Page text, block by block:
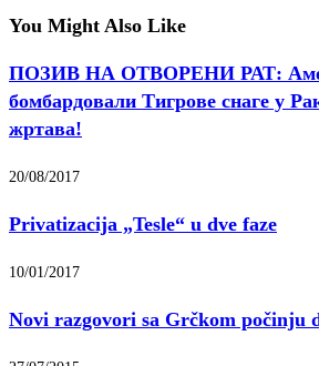
You Might Also Like
ПОЗИВ НА ОТВОРЕНИ РАТ:
бомбардовали Тигрове снаге у
жртава!
20/08/2017
Privatizacija „Tesle“ u dve faze
10/01/2017
Novi razgovori sa Grčkom počinju